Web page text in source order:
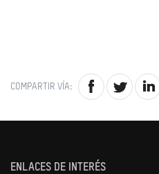
COMPARTIR VÍA:
ENLACES DE INTERÉS